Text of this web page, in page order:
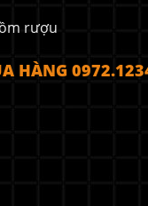
rượu
HÀNG